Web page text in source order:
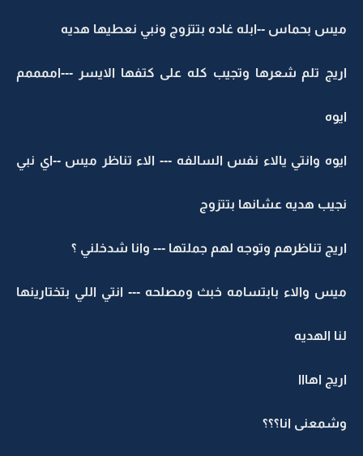
ميس بحماس --ابله غاده بتتزوج ونبي نعطيها هديه
اريج تلم شعرها وتجيب كله على كتفها الايسر ---اممممم
ايوه
ايوه وانتي يالاء نفس السالفه --- الاء تناظر ميس --اي نبي
نجيب هديه عشانها بتتزوج
اريج تناظرهم وتوجه لهم جملتها --- وانا شدخلني ؟
ميس والاء بابتسامه خبث ومصلحه --- انتي اللي بتختارينها
لنا الهديه
اريج اهااا
وشمعنى انا؟؟؟